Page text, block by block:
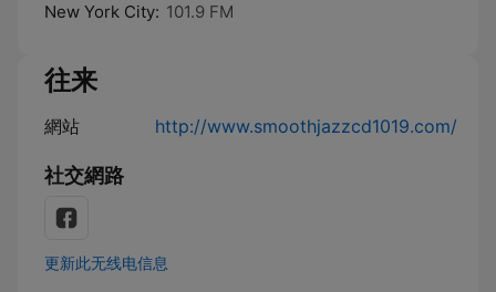
New York City: 101.9 FM
往来
網站 http://www.smoothjazzcd1019.com/
社交網路
更新此无线电信息